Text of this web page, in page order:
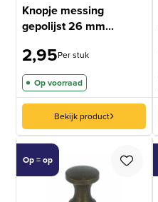
Knopje messing
gepolijst 26 mm...
2,95Per stuk
Op voorraad
Bekijk product
Op = op